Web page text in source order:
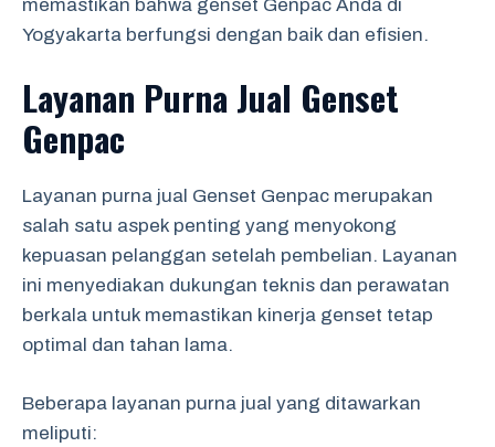
memastikan bahwa genset Genpac Anda di
Yogyakarta berfungsi dengan baik dan efisien.
Layanan Purna Jual Genset
Genpac
Layanan purna jual Genset Genpac merupakan
salah satu aspek penting yang menyokong
kepuasan pelanggan setelah pembelian. Layanan
ini menyediakan dukungan teknis dan perawatan
berkala untuk memastikan kinerja genset tetap
optimal dan tahan lama.
Beberapa layanan purna jual yang ditawarkan
meliputi: